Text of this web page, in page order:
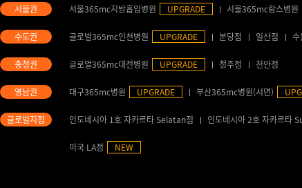
서울365mc지방흡입병원 UPGRADE 서울365mc람스병원
글로벌365mc인천병원 UPGRADE 분당점 일산점 수
글로벌365mc대전병원 UPGRADE 청주점 천안점
대구365mc병원 UPGRADE 부산365mc병원(서면)
인도네시아 1호 자카르타 Selatan점 인도네시아 2호 자카르타
미국 LA점 NEW